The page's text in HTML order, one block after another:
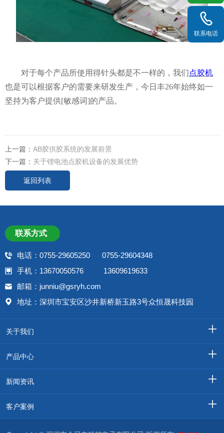
联系电话
对于每个产品所使用得针头都是不一样的，我们点胶机
也是可以根据客户的需要来研发生产，今日丰26年始终如一
坚持为客户提供[敏感词]的产品。
上一篇： AB胶供胶系统的发展前景
下一篇： 关于锂电池点胶机设备的发展优势
返回列表
联系方式
电话：0755-29605250 0755-29604348
手机：13670050576 13609619633
邮箱：junniu@gsryh.com
地址：深圳市宝安区沙井新桥新玉路3号众恒晟科技园
关于我们
产品中心
新闻资讯
客户案例